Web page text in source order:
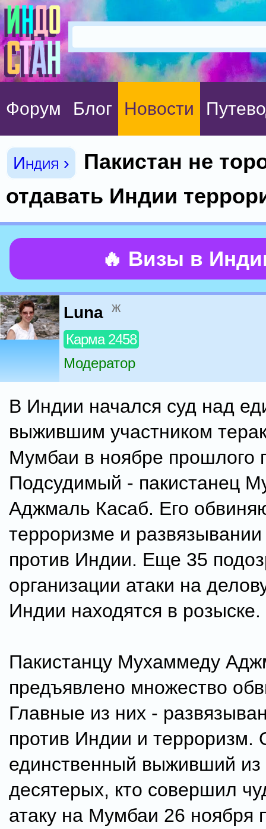
Форум Блог Новости
Индия ›
Пакистан не
отдавать Индии
🔥 Визы в
Luna ж
Карма 2458
Модератор
В Индии начался суд над
выжившим участником
Мумбаи в ноябре прошлого
Подсудимый - пакистанец
Аджмаль Касаб. Его
терроризме и
против Индии. Еще 35
организации атаки на
Индии находятся в розыске.
Пакистанцу Мухаммеду
предъявлено множество
Главные из них -
против Индии и терроризм.
единственный выживший из
десятерых, кто совершил
атаку на Мумбаи 26 ноября